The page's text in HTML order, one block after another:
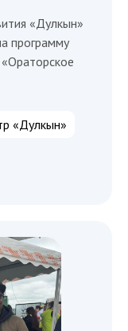
«Дулкын»
программу
«Дулкын»